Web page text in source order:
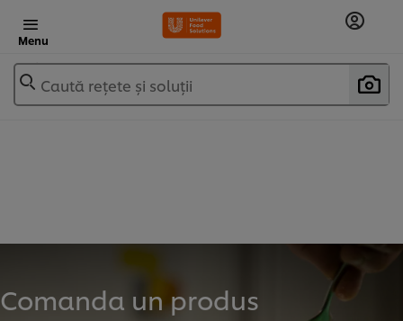
Menu
Caută rețete și soluții
Comanda un produs